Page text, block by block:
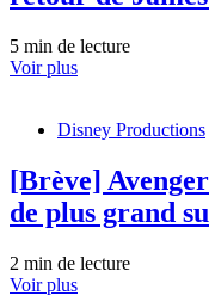
5 min de lecture
Voir plus
Disney Productions
[Brève]
de plus grand
2 min de lecture
Voir plus